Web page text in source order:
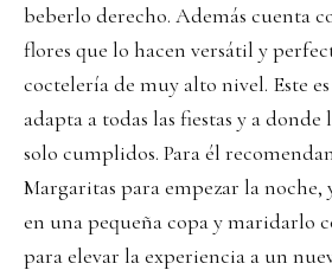
beberlo derecho. Además cuenta
flores que lo hacen versátil y
coctelería de muy alto nivel. Este
adapta a todas las fiestas y a
solo cumplidos. Para él
Margaritas para empezar la noche,
en una pequeña copa y maridarlo
para elevar la experiencia a un